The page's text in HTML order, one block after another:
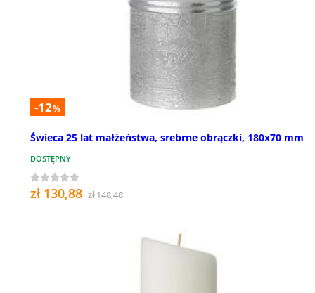
-12%
Świeca 25 lat małżeństwa, srebrne obrączki, 180x70 mm
DOSTĘPNY
zł 130,88 zł 148,48